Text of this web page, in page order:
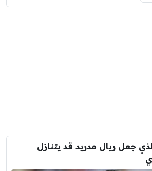
جعل ريال مدريد قد يتنازل